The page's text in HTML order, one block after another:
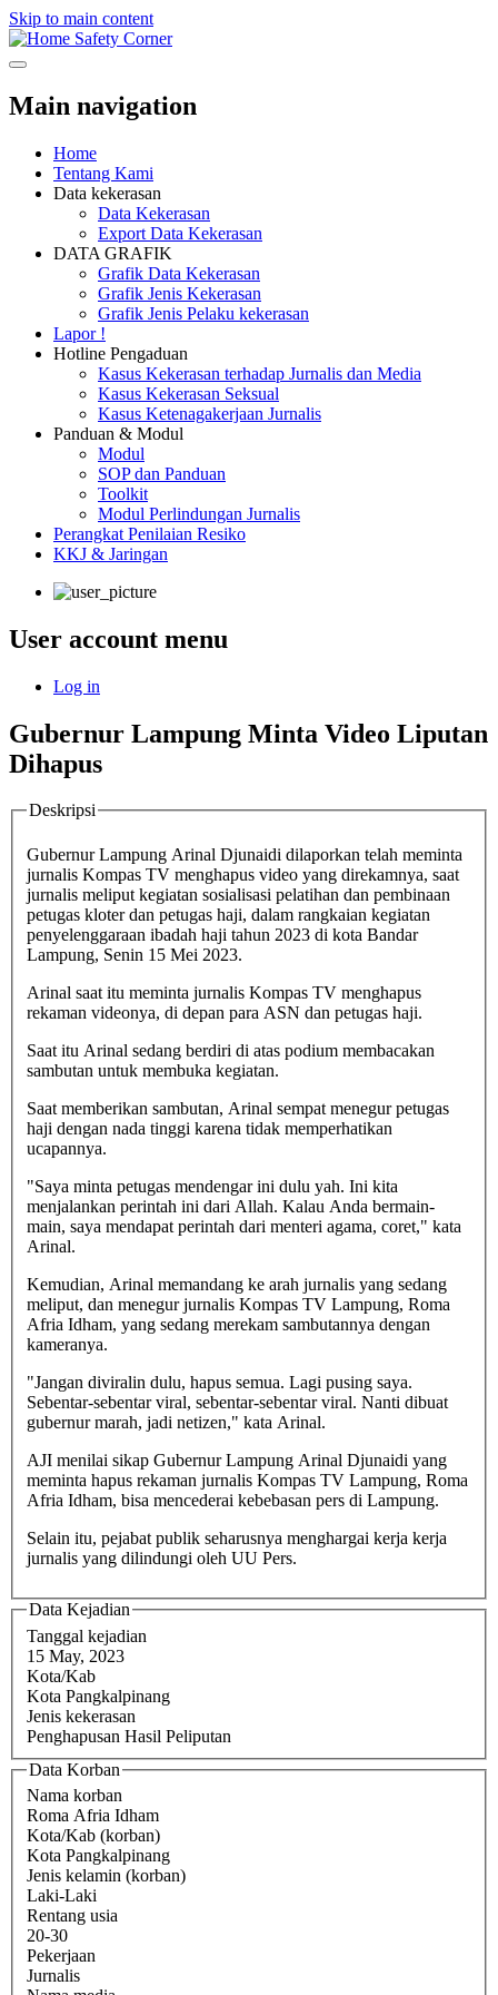
Skip to main content
Safety Corner
Main navigation
Home
Tentang Kami
Data kekerasan
Data Kekerasan
Export Data Kekerasan
DATA GRAFIK
Grafik Data Kekerasan
Grafik Jenis Kekerasan
Grafik Jenis Pelaku kekerasan
Lapor !
Hotline Pengaduan
Kasus Kekerasan terhadap Jurnalis dan Media
Kasus Kekerasan Seksual
Kasus Ketenagakerjaan Jurnalis
Panduan & Modul
Modul
SOP dan Panduan
Toolkit
Modul Perlindungan Jurnalis
Perangkat Penilaian Resiko
KKJ & Jaringan
User account menu
Log in
Gubernur Lampung Minta Video Liputan
Dihapus
Deskripsi
Gubernur Lampung Arinal Djunaidi dilaporkan telah meminta
jurnalis Kompas TV menghapus video yang direkamnya, saat
jurnalis meliput kegiatan sosialisasi pelatihan dan pembinaan
petugas kloter dan petugas haji, dalam rangkaian kegiatan
penyelenggaraan ibadah haji tahun 2023 di kota Bandar
Lampung, Senin 15 Mei 2023.
Arinal saat itu meminta jurnalis Kompas TV menghapus
rekaman videonya, di depan para ASN dan petugas haji.
Saat itu Arinal sedang berdiri di atas podium membacakan
sambutan untuk membuka kegiatan.
Saat memberikan sambutan, Arinal sempat menegur petugas
haji dengan nada tinggi karena tidak memperhatikan
ucapannya.
"Saya minta petugas mendengar ini dulu yah. Ini kita
menjalankan perintah ini dari Allah. Kalau Anda bermain-
main, saya mendapat perintah dari menteri agama, coret," kata
Arinal.
Kemudian, Arinal memandang ke arah jurnalis yang sedang
meliput, dan menegur jurnalis Kompas TV Lampung, Roma
Afria Idham, yang sedang merekam sambutannya dengan
kameranya.
"Jangan diviralin dulu, hapus semua. Lagi pusing saya.
Sebentar-sebentar viral, sebentar-sebentar viral. Nanti dibuat
gubernur marah, jadi netizen," kata Arinal.
AJI menilai sikap Gubernur Lampung Arinal Djunaidi yang
meminta hapus rekaman jurnalis Kompas TV Lampung, Roma
Afria Idham, bisa mencederai kebebasan pers di Lampung.
Selain itu, pejabat publik seharusnya menghargai kerja kerja
jurnalis yang dilindungi oleh UU Pers.
Data Kejadian
Tanggal kejadian
15 May, 2023
Kota/Kab
Kota Pangkalpinang
Jenis kekerasan
Penghapusan Hasil Peliputan
Data Korban
Nama korban
Roma Afria Idham
Kota/Kab (korban)
Kota Pangkalpinang
Jenis kelamin (korban)
Laki-Laki
Rentang usia
20-30
Pekerjaan
Jurnalis